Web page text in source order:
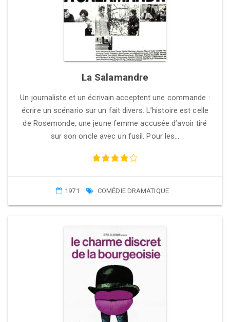
La Salamandre
Un journaliste et un écrivain acceptent une commande :
écrire un scénario sur un fait divers. L’histoire est celle
de Rosemonde, une jeune femme accusée d’avoir tiré
sur son oncle avec un fusil. Pour les…
1971 COMÉDIE DRAMATIQUE